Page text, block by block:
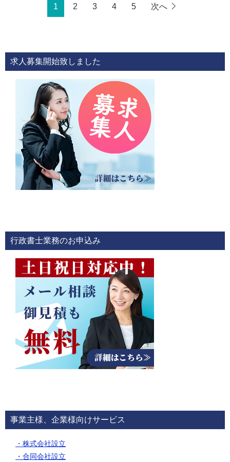
1 2 3 4 5 次へ
求人募集開始致しました
行政書士業務のお申込み
事業主様、企業様向けサービス
・株式会社設立
・合同会社設立